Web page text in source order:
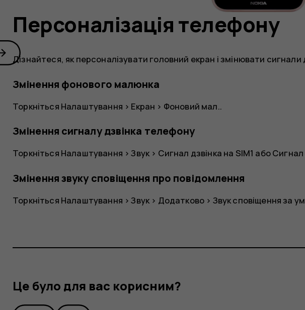
Персоналізація телефону
Дізнайтеся, як персоналізувати головний екран і змінювати сигнали
Змінення фонового малюнка
Торкніться Налаштування > Екран > Фоновий мал..
Змінення сигналу дзвінка телефону
Торкніться Налаштування >Звук> Сигнал дзвінка на SIM1 абоСигнал
Змінення звуку сповіщення про повідомлення
Торкніться Налаштування >Звук> Додатково > Звук сповіщення за
Це було для вас корисним?